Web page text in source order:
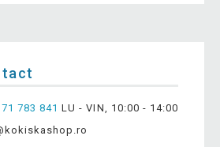
783 841 LU - VIN, 10:00 - 14:00